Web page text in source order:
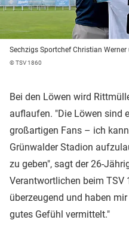
Sechzigs Sportchef Christian
© TSV 1860
Bei den Löwen wird
auflaufen. "Die Löwen sind
großartigen Fans – ich
Grünwalder Stadion
zu geben", sagt der 26-
Verantwortlichen beim TSV
überzeugend und haben
gutes Gefühl vermittelt."